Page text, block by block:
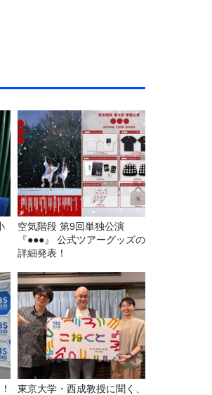
空気階段 第9回単独公演
『●●●』 公式ツアーグッズの
詳細発表！
東京大学・西成教授に聞く、